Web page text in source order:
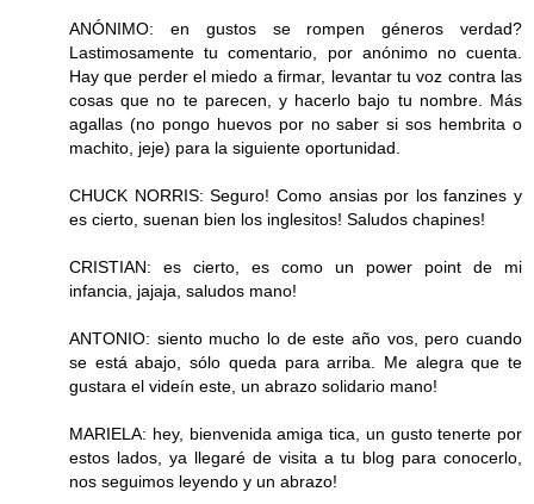
ANÓNIMO: en gustos se rompen géneros verdad?
Lastimosamente tu comentario, por anónimo no cuenta.
Hay que perder el miedo a firmar, levantar tu voz contra las
cosas que no te parecen, y hacerlo bajo tu nombre. Más
agallas (no pongo huevos por no saber si sos hembrita o
machito, jeje) para la siguiente oportunidad.
CHUCK NORRIS: Seguro! Como ansias por los fanzines y
es cierto, suenan bien los inglesitos! Saludos chapines!
CRISTIAN: es cierto, es como un power point de mi
infancia, jajaja, saludos mano!
ANTONIO: siento mucho lo de este año vos, pero cuando
se está abajo, sólo queda para arriba. Me alegra que te
gustara el videín este, un abrazo solidario mano!
MARIELA: hey, bienvenida amiga tica, un gusto tenerte por
estos lados, ya llegaré de visita a tu blog para conocerlo,
nos seguimos leyendo y un abrazo!